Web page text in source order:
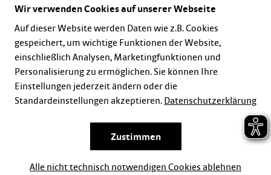
Dauerhaft spenden
Impressum
Wir verwenden Cookies auf unserer Webseite
Auf dieser Website werden Daten wie z.B. Cookies
gespeichert, um wichtige Funktionen der Website,
einschließlich Analysen, Marketingfunktionen und
Personalisierung zu ermöglichen. Sie können Ihre
Einstellungen jederzeit ändern oder die
Standardeinstellungen akzeptieren. Datenschutzerklärung
Zustimmen
Alle nicht technisch notwendigen Cookies ablehnen